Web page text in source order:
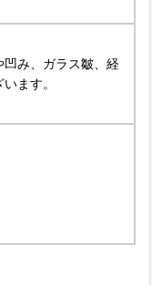
み、ガラス皺、経
ます。